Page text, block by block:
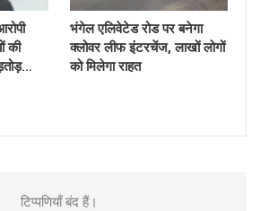
की
भंगेल एलिवेटेड रोड पर बनेगा
क्लोवर लीफ इंटरचेंज, लाखों लोगों
को मिलेगा राहत
टिप्पणियाँ बंद हैं।